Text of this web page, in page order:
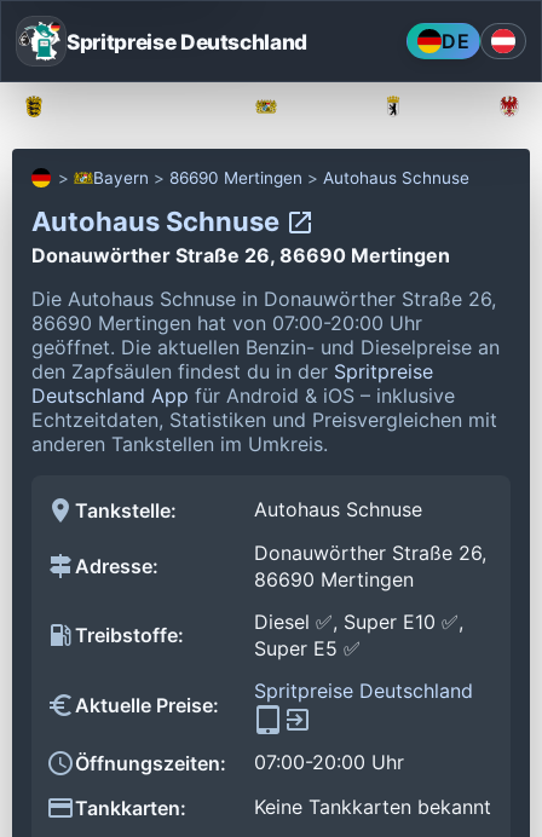
Spritpreise Deutschland DE
Bayern 86690 Mertingen Autohaus Schnuse
Autohaus Schnuse
Donauwörther Straße 26, 86690 Mertingen
Die Autohaus Schnuse in Donauwörther Straße 26,
86690 Mertingen hat von 07:00-20:00 Uhr
geöffnet. Die aktuellen Benzin- und Dieselpreise an
den Zapfsäulen findest du in der Spritpreise
Deutschland App für Android & iOS – inklusive
Echtzeitdaten, Statistiken und Preisvergleichen mit
anderen Tankstellen im Umkreis.
Tankstelle: Autohaus Schnuse
Adresse:
Donauwörther Straße 26,
86690 Mertingen
Treibstoffe:
Diesel ✅, Super E10 ✅,
Super E5 ✅
Aktuelle Preise:
Spritpreise Deutschland
Öffnungszeiten:
07:00-20:00 Uhr
Tankkarten:
Keine Tankkarten bekannt